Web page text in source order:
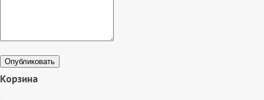
Опубликовать
Корзина